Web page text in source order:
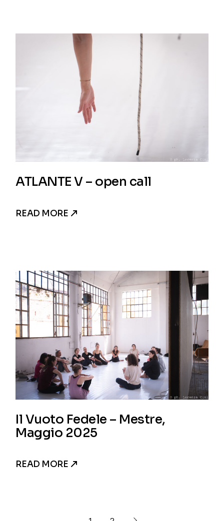
ATLANTE V – open call
READ MORE
Il Vuoto Fedele – Mestre,
Maggio 2025
READ MORE